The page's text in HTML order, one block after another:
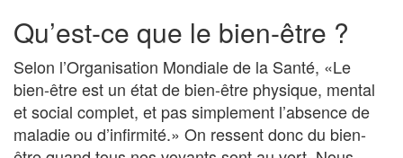
Qu’est-ce que le bien-être ?
Selon l’Organisation Mondiale de la Santé, «Le
bien-être est un état de bien-être physique, mental
et social complet, et pas simplement l’absence de
maladie ou d’infirmité.» On ressent donc du bien-